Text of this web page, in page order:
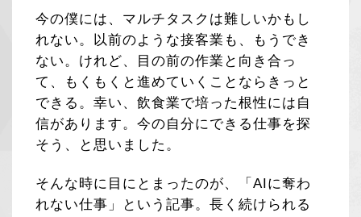
今の僕には、マルチタスクは難しいかもし
れない。以前のような接客業も、もうでき
ない。けれど、目の前の作業と向き合っ
て、もくもくと進めていくことならきっと
できる。幸い、飲食業で培った根性には自
信があります。今の自分にできる仕事を探
そう、と思いました。
そんな時に目にとまったのが、「AIに奪わ
れない仕事」という記事。長く続けられる